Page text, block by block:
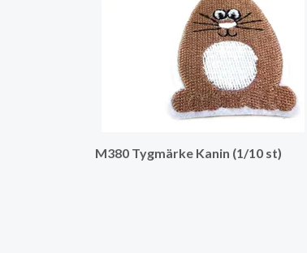
M380 Tygmärke Kanin (1/10 st)